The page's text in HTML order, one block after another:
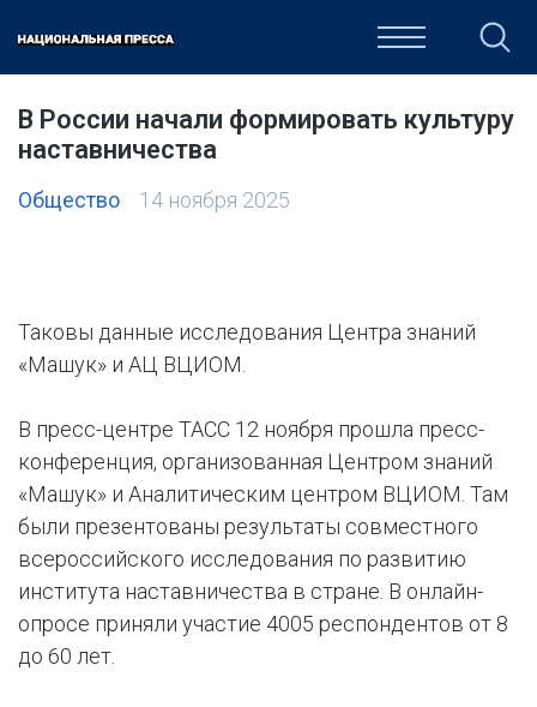
ОБЩЕСТВО ПОЛИТИКА ЭКОНОМИКА КУЛЬТУРА
В России начали формировать культуру
наставничества
Общество 14 ноября 2025
Таковы данные исследования Центра знаний
«Машук» и АЦ ВЦИОМ.
В пресс-центре ТАСС 12 ноября прошла пресс-
конференция, организованная Центром знаний
«Машук» и Аналитическим центром ВЦИОМ. Там
были презентованы результаты совместного
всероссийского исследования по развитию
института наставничества в стране. В онлайн-
опросе приняли участие 4005 респондентов от 8
до 60 лет.